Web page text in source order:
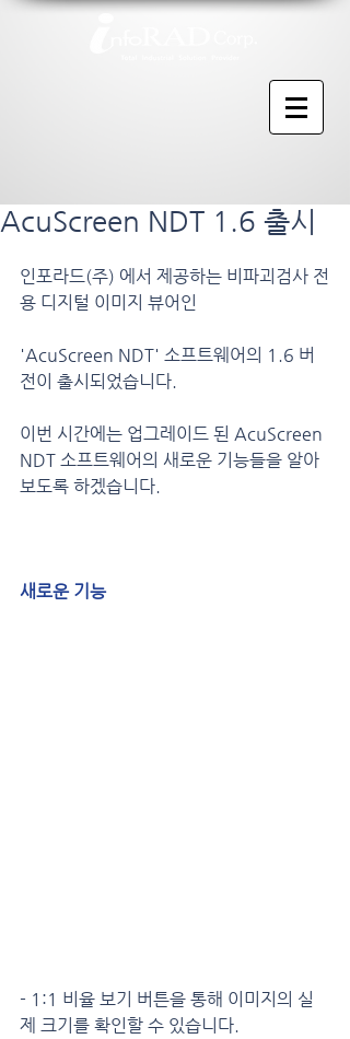
AcuScreen NDT 1.6 출시
인포라드(주) 에서 제공하는 비파괴검사 전
용 디지털 이미지 뷰어인
'AcuScreen NDT' 소프트웨어의 1.6 버
전이 출시되었습니다.
이번 시간에는 업그레이드 된 AcuScreen
NDT 소프트웨어의 새로운 기능들을 알아
보도록 하겠습니다.
새로운 기능
- 1:1 비율 보기 버튼을 통해 이미지의 실
제 크기를 확인할 수 있습니다.